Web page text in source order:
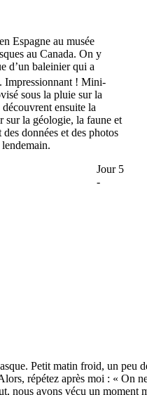
Espagne au musée
au Canada. On y
d’un baleinier qui a
Impressionnant ! Mini-
sous la pluie sur la
ensuite la
sur la géologie, la faune et
données et des photos
Jour 5
-
Petit matin froid, un peu
répétez après moi : « On
nous avons vécu un